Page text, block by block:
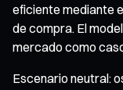
eficiente mediante
de compra. El
mercado como
Escenario neutral: